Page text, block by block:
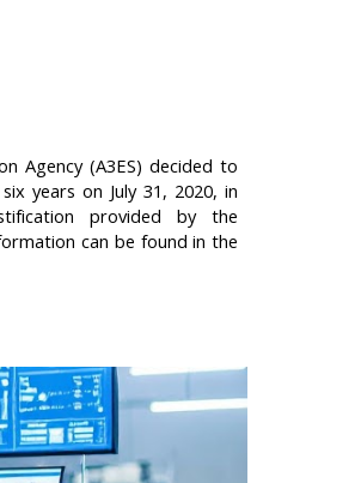
Agency (A3ES) decided to
years on July 31, 2020, in
provided by the
can be found in the